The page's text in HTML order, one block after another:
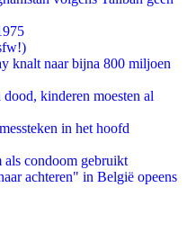
knalt naar bijna 800 miljoen
kinderen moesten al
in het hoofd
condoom gebruikt
achteren" in België opeens